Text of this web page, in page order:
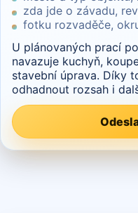
zda jde o závadu,
fotku rozvaděče,
U plánovaných prací
navazuje kuchyň,
stavební úprava. Díky
odhadnout rozsah i